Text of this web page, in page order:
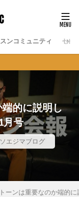
ンコミュニティ セッ
的に説明し
月号
ソエジマブログ
ーンは重要なのか端的